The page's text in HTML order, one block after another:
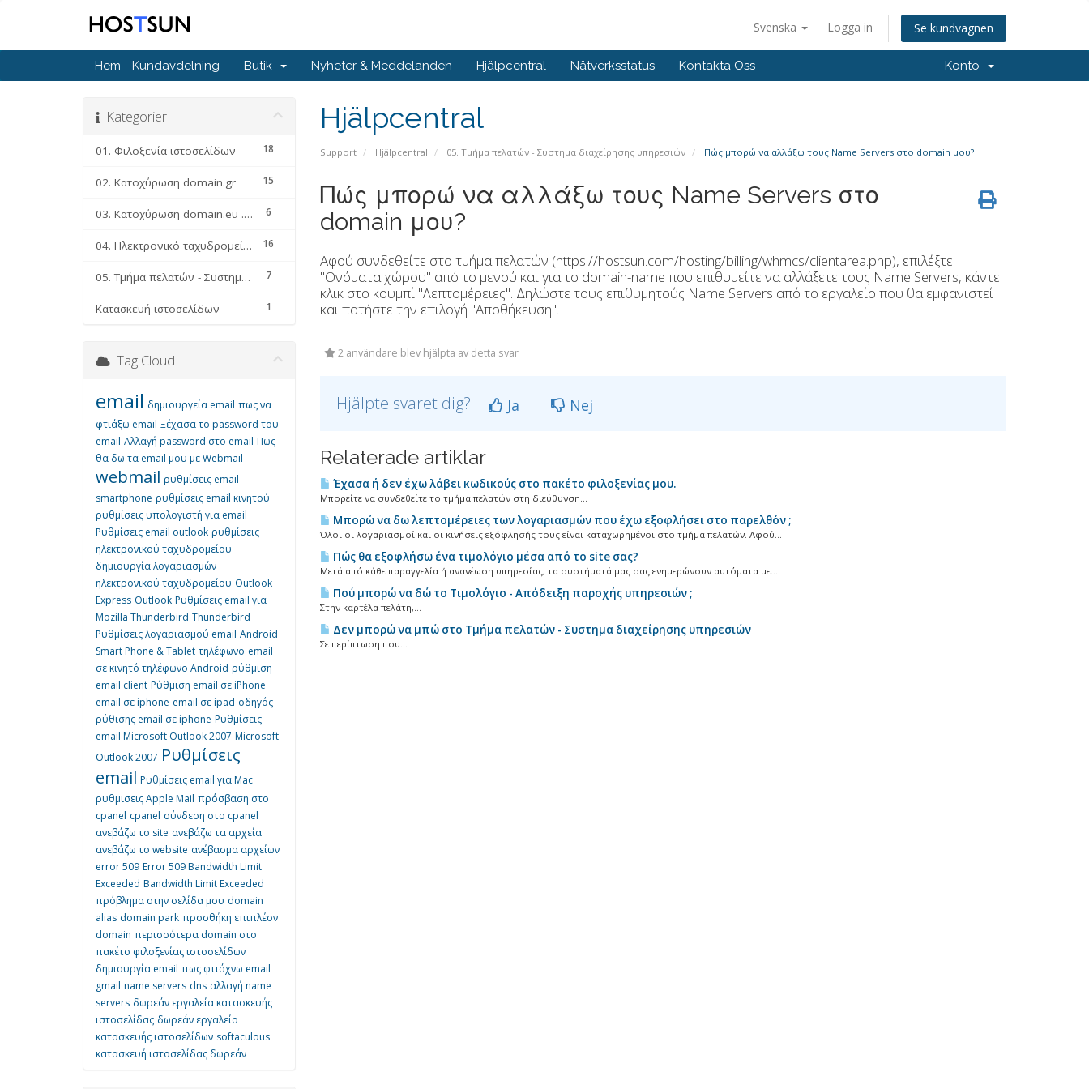
Svenska Logga in Se kundvagnen
Hem - Kundavdelning Butik Nyheter & Meddelanden Hjälpcentral Nätverksstatus Kontakta Oss Konto
Hjälpcentral
Support Hjälpcentral 05. Τμήμα πελατών - Συστημα διαχείρησης υπηρεσιών Πώς μπορώ να αλλάξω τους Name Servers στο domain μου?
Kategorier
18
01. Φιλοξενία ιστοσελίδων
15
02. Κατοχύρωση domain.gr
6
03. Κατοχύρωση domain.eu .com .net .org κλπ
16
04. Ηλεκτρονικό ταχυδρομείο (email faq)
7
05. Τμήμα πελατών - Συστημα διαχείρησης υπηρεσιών
1
Κατασκευή ιστοσελίδων
Πώς μπορώ να αλλάξω τους Name Servers στο
domain μου?
Αφού συνδεθείτε στο τμήμα πελατών (https://hostsun.com/hosting/billing/whmcs/clientarea.php), επιλέξτε
"Ονόματα χώρου" από το μενού και για το domain-name που επιθυμείτε να αλλάξετε τους Name Servers, κάντε
κλικ στο κουμπί "Λεπτομέρειες". Δηλώστε τους επιθυμητούς Name Servers από το εργαλείο που θα εμφανιστεί
και πατήστε την επιλογή "Αποθήκευση".
2 användare blev hjälpta av detta svar
Hjälpte svaret dig? Ja Nej
Relaterade artiklar
Έχασα ή δεν έχω λάβει κωδικούς στο πακέτο φιλοξενίας μου.
Μπορείτε να συνδεθείτε το τμήμα πελατών στη διεύθυνση...
Μπορώ να δω λεπτομέρειες των λογαριασμών που έχω εξοφλήσει στο παρελθόν ;
Όλοι οι λογαριασμοί και οι κινήσεις εξόφλησής τους είναι καταχωρημένοι στο τμήμα πελατών. Αφού...
Πώς θα εξοφλήσω ένα τιμολόγιο μέσα από το site σας?
Μετά από κάθε παραγγελία ή ανανέωση υπηρεσίας, τα συστήματά μας σας ενημερώνουν αυτόματα με...
Πού μπορώ να δώ το Τιμολόγιο - Απόδειξη παροχής υπηρεσιών ;
Στην καρτέλα πελάτη,...
Δεν μπορώ να μπώ στο Τμήμα πελατών - Συστημα διαχείρησης υπηρεσιών
Σε περίπτωση που...
Tag Cloud
email δημιουργεία email πως να
φτιάξω email Ξέχασα το password του
email Αλλαγή password στο email Πως
θα δω τα email μου με Webmail
webmail ρυθμίσεις email
smartphone ρυθμίσεις email κινητού
ρυθμίσεις υπολογιστή για email
Ρυθμίσεις email outlook ρυθμίσεις
ηλεκτρονικού ταχυδρομείου
δημιουργία λογαριασμών
ηλεκτρονικού ταχυδρομείου Outlook
Express Outlook Ρυθμίσεις email για
Mozilla Thunderbird Thunderbird
Ρυθμίσεις λογαριασμού email Android
Smart Phone & Tablet τηλέφωνο email
σε κινητό τηλέφωνο Android ρύθμιση
email client Ρύθμιση email σε iPhone
email σε iphone email σε ipad οδηγός
ρύθισης email σε iphone Ρυθμίσεις
email Microsoft Outlook 2007 Microsoft
Outlook 2007 Ρυθμίσεις
email Ρυθμίσεις email για Mac
ρυθμισεις Apple Mail πρόσβαση στο
cpanel cpanel σύνδεση στο cpanel
ανεβάζω το site ανεβάζω τα αρχεία
ανεβάζω το website ανέβασμα αρχείων
error 509 Error 509 Bandwidth Limit
Exceeded Bandwidth Limit Exceeded
πρόβλημα στην σελίδα μου domain
alias domain park προσθήκη επιπλέον
domain περισσότερα domain στο
πακέτο φιλοξενίας ιστοσελίδων
δημιουργία email πως φτιάχνω email
gmail name servers dns αλλαγή name
servers δωρεάν εργαλεία κατασκευής
ιστοσελίδας δωρεάν εργαλείο
κατασκευής ιστοσελίδων softaculous
κατασκευή ιστοσελίδας δωρεάν